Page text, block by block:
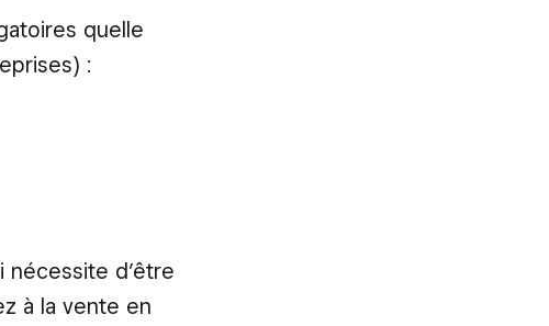
quelle
:
d’être
à la vente en